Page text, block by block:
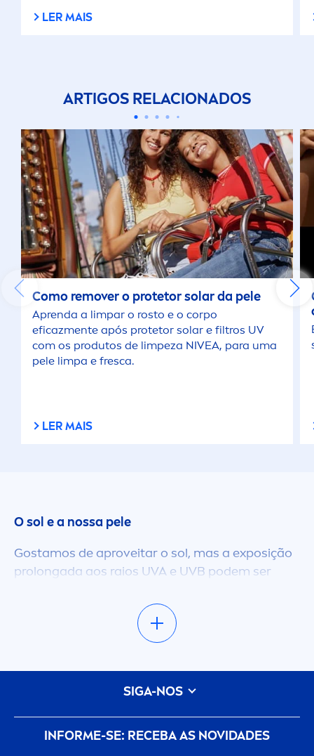
LER MAIS
ARTIGOS RELACIONADOS
Como remover o protetor solar da pele
Aprenda a limpar o rosto e o corpo
eficazmente após protetor solar e filtros UV
com os produtos de limpeza NIVEA, para uma
pele limpa e fresca.
LER MAIS
O sol e a nossa pele
Gostamos de aproveitar o sol, mas a exposição
prolongada aos raios UVA e UVB podem ser
to da nossa pele. Tanto o rosto
como o corpo devem ser protegidos. Os
de dia com fator de proteção solar protegem-
mente dedicados para o rosto.
Quando o sol e o bom tempo aparecem, ter
sempre à mão um protetor solar para todos é
INFORME-SE: RECEBA AS NOVIDADES
SIGA-NOS